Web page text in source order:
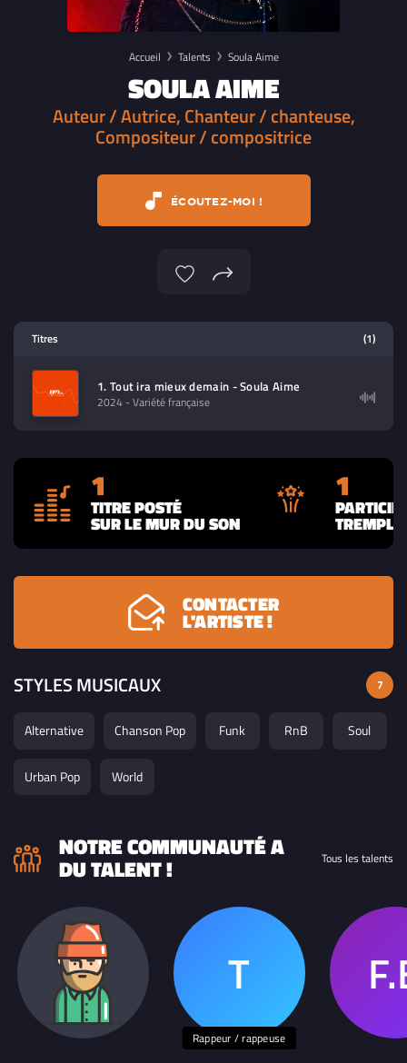
Accueil Talents Soula Aime
SOULA AIME
Auteur / Autrice, Chanteur / chanteuse,
Compositeur / compositrice
ÉCOUTEZ-MOI !
contenu à lire (audio/video)
Titres (1)
1. Tout ira mieux demain - Soula Aime
2024 - Variété française
1
TITRE POSTÉ
SUR LE MUR DU SON
1
CONTACTER
L'ARTISTE !
STYLES MUSICAUX 7
Alternative Chanson Pop Funk RnB Soul
Urban Pop World
NOTRE COMMUNAUTÉ A
DU TALENT ! Tous les talents
Rappeur / rappeuse